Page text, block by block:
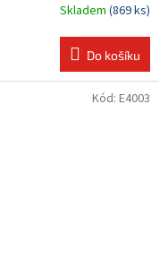
Skladem (869 ks)
Do košíku
Kód: E4003